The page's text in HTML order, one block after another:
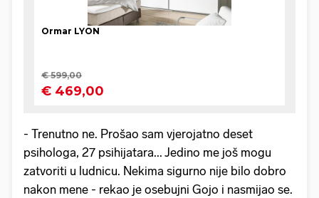
- Trenutno ne. Prošao sam vjerojatno deset
psihologa, 27 psihijatara... Jedino me još mogu
zatvoriti u ludnicu. Nekima sigurno nije bilo dobro
nakon mene - rekao je osebujni Gojo i nasmijao se.